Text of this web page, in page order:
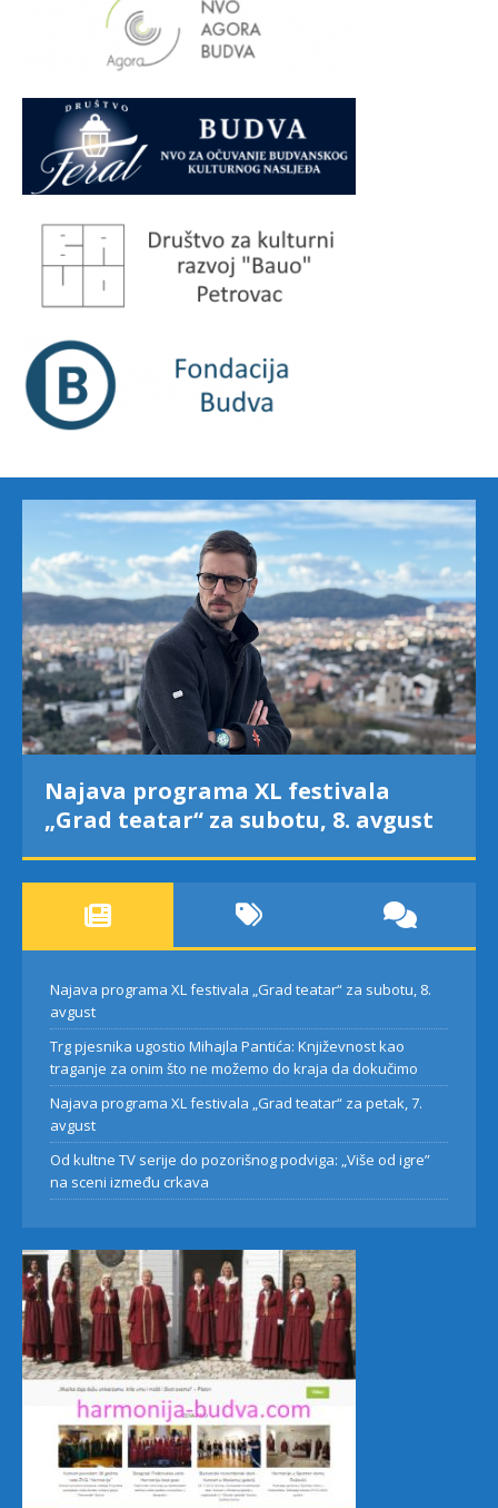
Najava programa XL festivala
„Grad teatar“ za subotu, 8. avgust
Najava programa XL festivala „Grad teatar“ za subotu, 8.
avgust
Trg pjesnika ugostio Mihajla Pantića: Književnost kao
traganje za onim što ne možemo do kraja da dokučimo
Najava programa XL festivala „Grad teatar“ za petak, 7.
avgust
Od kultne TV serije do pozorišnog podviga: „Više od igre”
na sceni između crkava